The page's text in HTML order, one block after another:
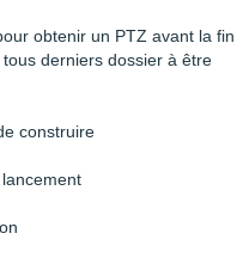
obtenir un PTZ avant la fin
derniers dossier à être
construire